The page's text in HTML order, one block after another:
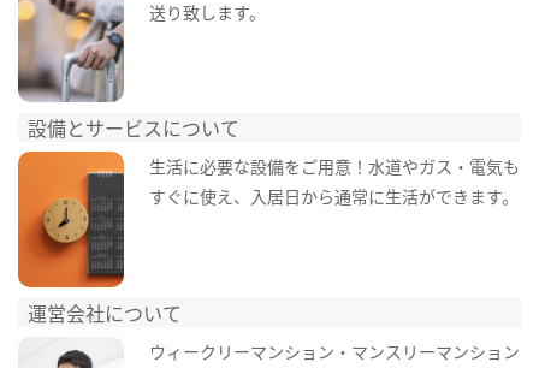
送り致します。
設備とサービスについて
生活に必要な設備をご用意！水道やガス・電気も
すぐに使え、入居日から通常に生活ができます。
運営会社について
ウィークリーマンション・マンスリーマンション